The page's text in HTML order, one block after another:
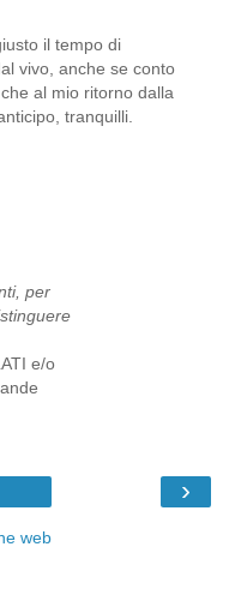
il tempo di
vivo, anche se conto
al mio ritorno dalla
tranquilli.
per
e/o
›
web